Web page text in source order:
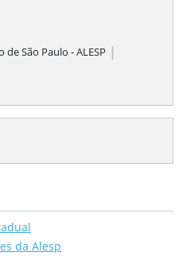
São Paulo - ALESP |
da Alesp